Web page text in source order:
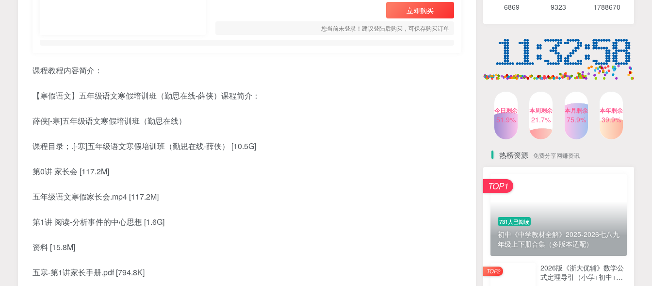
立即购买
您当前未登录！建议登陆后购买，可保存购买订单
课程教程内容简介：
【寒假语文】五年级语文寒假培训班（勤思在线-薛侠）课程简介：
薛侠[-寒]五年级语文寒假培训班（勤思在线）
课程目录；.[-寒]五年级语文寒假培训班（勤思在线-薛侠） [10.5G]
第0讲 家长会 [117.2M]
五年级语文寒假家长会.mp4 [117.2M]
第1讲 阅读-分析事件的中心思想 [1.6G]
资料 [15.8M]
五寒-第1讲家长手册.pdf [794.8K]
4个月前 490人已阅读
3个月前 420人已阅读
清华帅爸数学思维（抖音）|
小学+初中课程视频合集
TOP5
乐乐课堂小学奥数1-6年级
动画课程715集+配套练习册
高清PDF
6个月前 412人已阅读
6869 9323 1788670
今日剩余
51.9%
本周剩余
21.7%
本月剩余
75.9%
本年剩余
39.9%
热榜资源 免费分享网赚资讯
731人已阅读
初中《中学教材全解》2025-2026七八九
年级上下册合集（多版本适配）
TOP1
2026版《浙大优辅》数学公
式定理导引（小学+初中+高
TOP2